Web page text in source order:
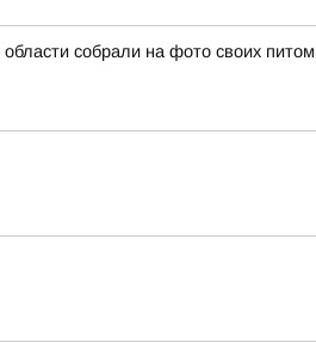
собрали на фото своих